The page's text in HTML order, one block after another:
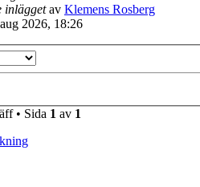
inläggetav Klemens Rosberg
2026, 18:26
• Sida 1 av 1